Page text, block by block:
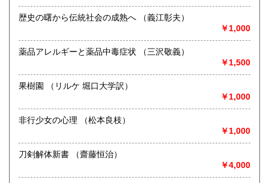
書籍の買取について
関らずお問合せください。
取り扱い分野
歴史、社会科学
歴史の曙から伝統社会の成熟へ （義江彰夫）
￥1,000
薬品アレルギーと薬品中毒症状 （三沢敬義）
￥1,500
果樹園 （リルケ 堀口大学訳）
￥1,000
非行少女の心理 （松本良枝）
￥1,000
刀剣解体新書 （齋藤恒治）
￥4,000